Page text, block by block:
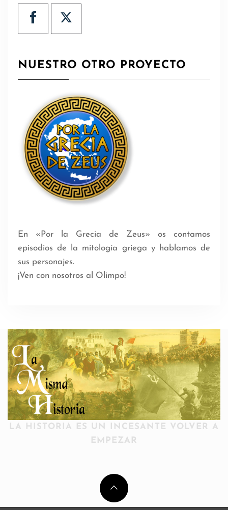
NUESTRO OTRO PROYECTO
En «Por la Grecia de Zeus» os contamos
episodios de la mitología griega y hablamos de
sus personajes.
¡Ven con nosotros al Olimpo!
LA HISTORIA ES UN INCESANTE VOLVER A
EMPEZAR